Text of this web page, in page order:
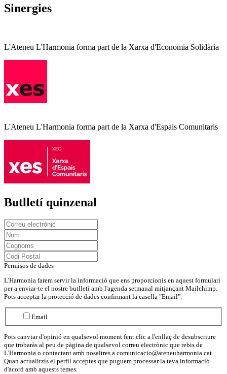
Sinergies
L'Ateneu L'Harmonia forma part de la Xarxa d'Economia Solidària
L'Ateneu L'Harmonia forma part de la Xarxa d'Espais Comunitaris
Butlletí quinzenal
Permisos de dades
L'Harmonia farem servir la informació que ens proporcionis en aquest formulari
per a enviar-te el nostre butlletí amb l'agenda setmanal mitjançant Mailchimp.
Pots acceptar la protecció de dades confirmant la casella "Email".
Email
Pots canviar d'opinió en qualsevol moment fent clic a l'enllaç de desubscriure
que trobaràs al peu de pàgina de qualsevol correu electrònic que rebis de
L'Harmonia o contactant amb nosaltres a comunicacio@ateneuharmonia.cat.
Quan actualitzis el perfil acceptes que puguem processar la teva informació
d'acord amb aquests temes.